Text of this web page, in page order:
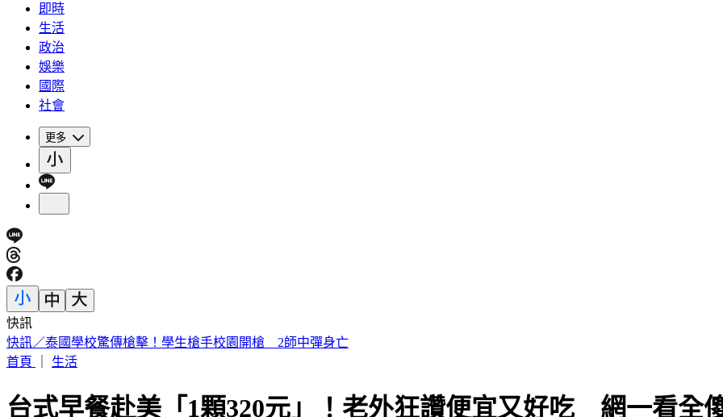
即時
生活
政治
娛樂
國際
社會
更多
快訊
快訊／泰國學校驚傳槍擊！學生槍手校園開槍 2師中彈身亡
首頁
生活
台式早餐赴美「1顆320元」！老外狂讚便宜又好吃 網一看全